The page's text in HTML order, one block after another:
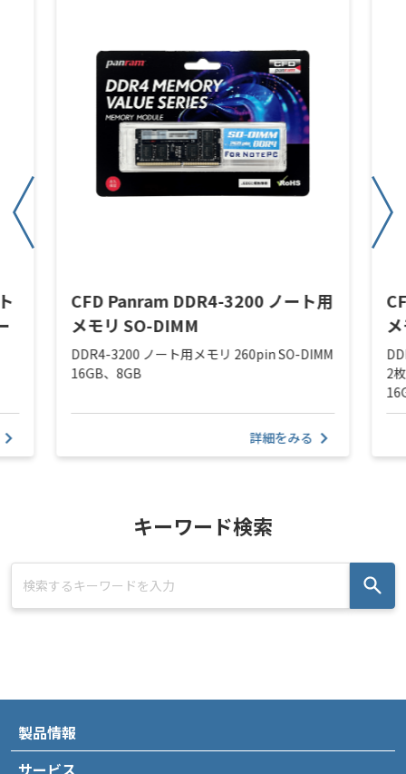
CFD Panram DDR4-3200 ノート用
メモリ SO-DIMM
DDR4-3200 ノート用メモリ 260pin SO-DIMM
16GB、8GB
詳細をみる
2
キーワード検索
製品情報
サービス